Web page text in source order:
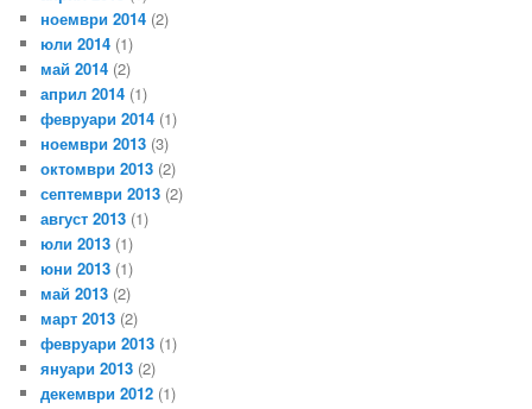
ноември 2014 (2)
юли 2014 (1)
май 2014 (2)
април 2014 (1)
февруари 2014 (1)
ноември 2013 (3)
октомври 2013 (2)
септември 2013 (2)
август 2013 (1)
юли 2013 (1)
юни 2013 (1)
май 2013 (2)
март 2013 (2)
февруари 2013 (1)
януари 2013 (2)
декември 2012 (1)